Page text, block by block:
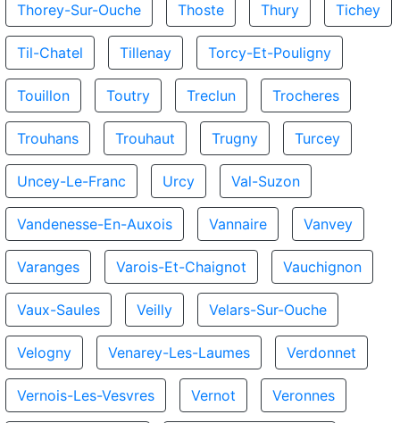
Thorey-Sur-Ouche Thoste Thury Tichey
Til-Chatel Tillenay Torcy-Et-Pouligny
Touillon Toutry Treclun Trocheres
Trouhans Trouhaut Trugny Turcey
Uncey-Le-Franc Urcy Val-Suzon
Vandenesse-En-Auxois Vannaire Vanvey
Varanges Varois-Et-Chaignot Vauchignon
Vaux-Saules Veilly Velars-Sur-Ouche
Velogny Venarey-Les-Laumes Verdonnet
Vernois-Les-Vesvres Vernot Veronnes